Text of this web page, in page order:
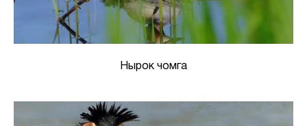
Нырок чомга